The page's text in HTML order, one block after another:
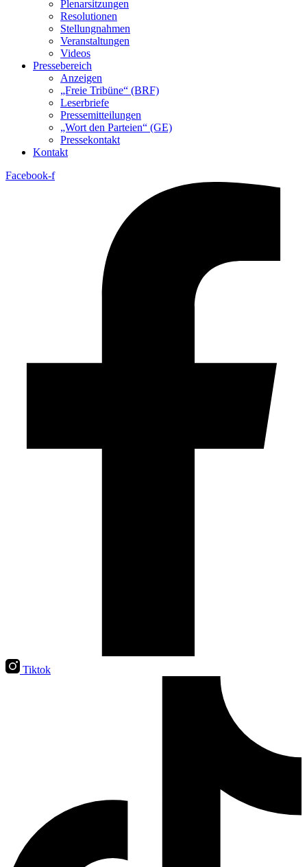
Plenarsitzungen
Resolutionen
Stellungnahmen
Veranstaltungen
Videos
Pressebereich
Anzeigen
„Freie Tribüne“ (BRF)
Leserbriefe
Pressemitteilungen
„Wort den Parteien“ (GE)
Pressekontakt
Kontakt
Facebook-f
Tiktok